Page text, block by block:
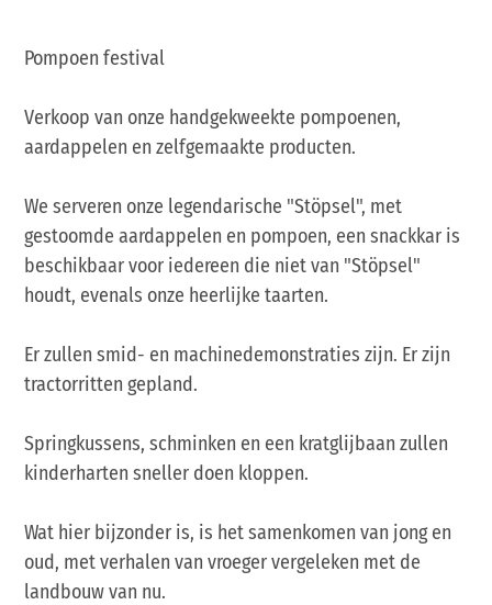
Pompoen festival
Verkoop van onze handgekweekte pompoenen,
aardappelen en zelfgemaakte producten.
We serveren onze legendarische "Stöpsel", met
gestoomde aardappelen en pompoen, een snackkar is
beschikbaar voor iedereen die niet van "Stöpsel"
houdt, evenals onze heerlijke taarten.
Er zullen smid- en machinedemonstraties zijn. Er zijn
tractorritten gepland.
Springkussens, schminken en een kratglijbaan zullen
kinderharten sneller doen kloppen.
Wat hier bijzonder is, is het samenkomen van jong en
oud, met verhalen van vroeger vergeleken met de
landbouw van nu.